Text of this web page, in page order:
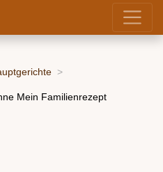
Mein Familienrezept